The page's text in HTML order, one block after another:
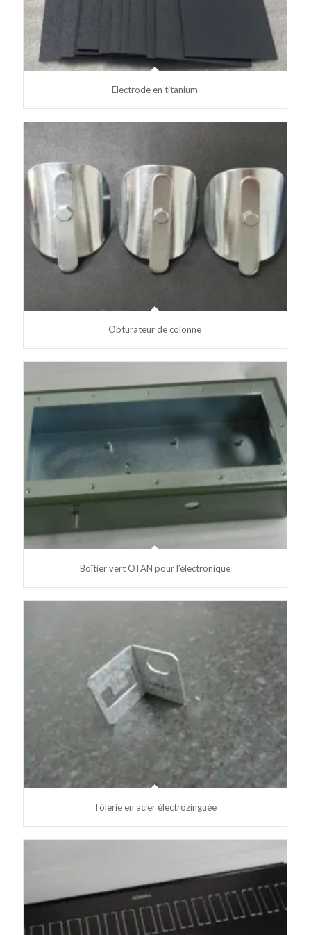
Electrode en titanium
Obturateur de colonne
Boîtier vert OTAN pour l’électronique
Tôlerie en acier électrozinguée